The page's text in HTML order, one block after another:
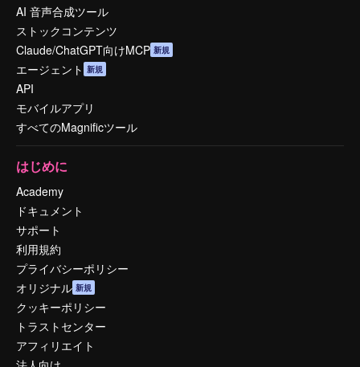
AI 音声合成ツール
ストックコンテンツ
Claude/ChatGPT向けMCP 新規
エージェント 新規
API
モバイルアプリ
すべてのMagnificツール
はじめに
Academy
ドキュメント
サポート
利用規約
プライバシーポリシー
オリジナル 新規
クッキーポリシー
トラストセンター
アフィリエイト